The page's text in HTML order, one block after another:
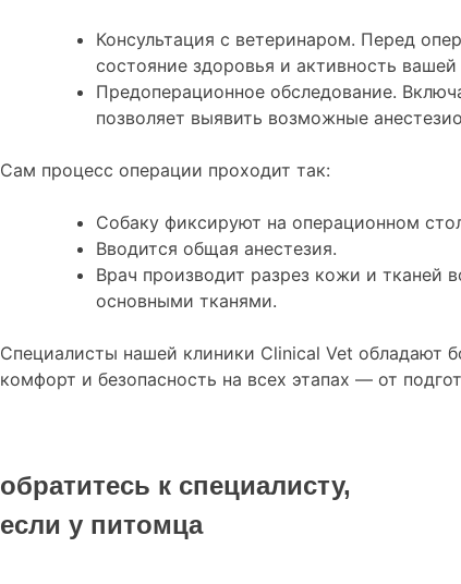
Консультация с ветеринаром. Перед
состояние здоровья и активность вашей
Предоперационное обследование.
позволяет выявить возможные
Сам процесс операции проходит так:
Собаку фиксируют на операционном
Вводится общая анестезия.
Врач производит разрез кожи и тканей
основными тканями.
Специалисты нашей клиники Clinical Vet обладают
комфорт и безопасность на всех этапах — от
обратитесь к специалисту,
если у питомца